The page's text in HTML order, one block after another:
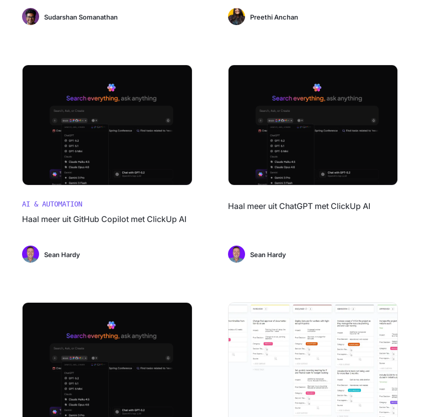
Sudarshan Somanathan Preethi Anchan
AI & AUTOMATION
Haal meer uit GitHub Copilot met ClickUp AI
Sean Hardy
Haal meer uit ChatGPT met ClickUp AI
Sean Hardy